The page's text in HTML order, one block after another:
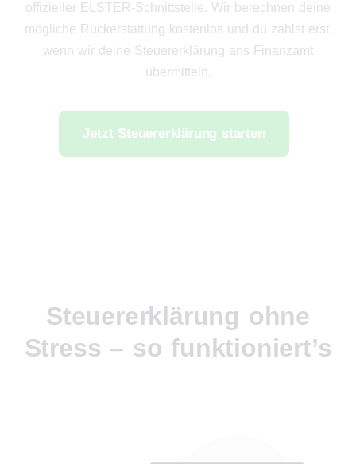
offizieller ELSTER-Schnittstelle. Wir berechnen deine
mögliche Rückerstattung kostenlos und du zahlst erst,
wenn wir deine Steuererklärung ans Finanzamt
übermitteln.
Jetzt Steuererklärung starten
Steuererklärung ohne
Stress – so funktioniert’s